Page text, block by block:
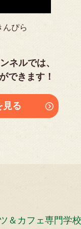
んぴら
ネルでは、
できます！
見る
＆カフェ専門学